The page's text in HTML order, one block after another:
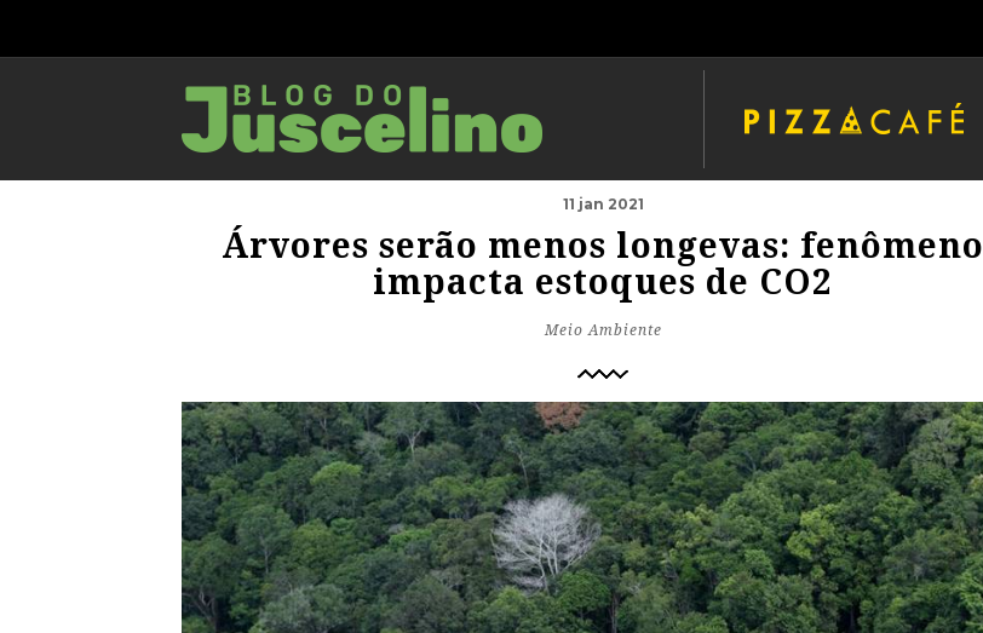
11 jan 2021
Árvores serão menos longevas: fenômeno
impacta estoques de CO2
Meio Ambiente